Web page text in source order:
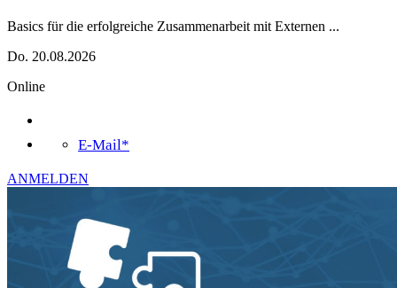
Basics für die erfolgreiche Zusammenarbeit mit Externen ...
Do. 20.08.2026
Online
E-Mail*
ANMELDEN